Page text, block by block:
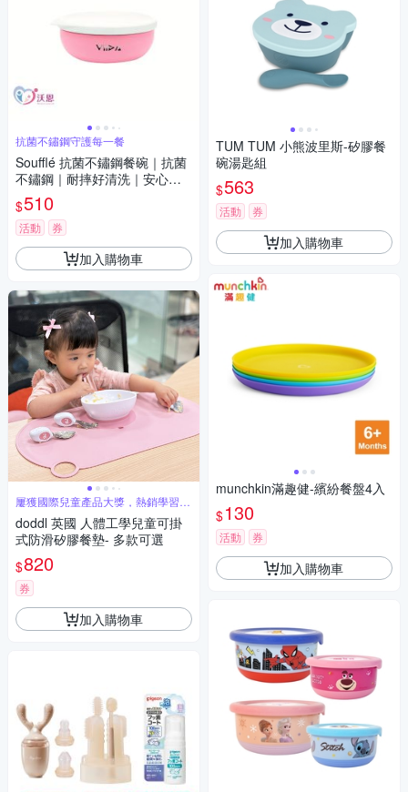
抗菌不鏽鋼守護每一餐
Soufflé 抗菌不鏽鋼餐碗｜抗菌
不鏽鋼｜耐摔好清洗｜安心使
用
$510
活動 券
加入購物車
屢獲國際兒童產品大獎，熱銷學習餐
具首選
doddl 英國 人體工學兒童可掛
式防滑矽膠餐墊- 多款可選
$820
券
加入購物車
TUM TUM 小熊波里斯-矽膠餐
碗湯匙組
$563
活動 券
加入購物車
munchkin滿趣健-繽紛餐盤4入
$130
活動 券
加入購物車